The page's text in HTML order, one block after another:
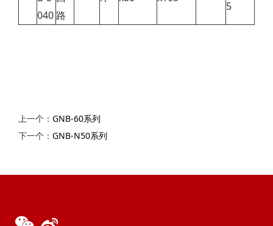
040 路
5
上一个： GNB-60系列
下一个： GNB-N50系列